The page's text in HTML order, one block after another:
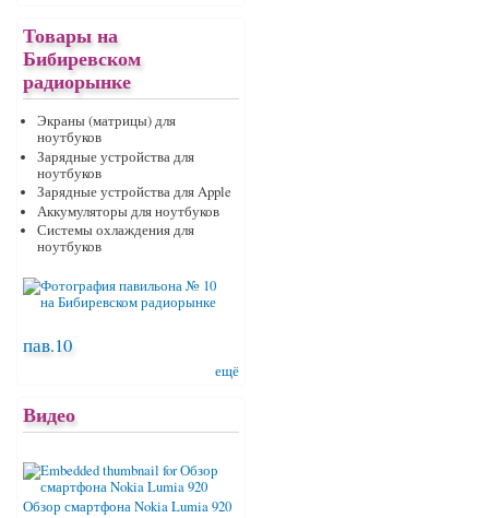
Товары на
Бибиревском
радиорынке
Экраны (матрицы) для
ноутбуков
Зарядные устройства для
ноутбуков
Зарядные устройства для Apple
Аккумуляторы для ноутбуков
Системы охлаждения для
ноутбуков
пав.10
ещё
Видео
Обзор смартфона Nokia Lumia 920